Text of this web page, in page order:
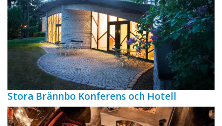
Stora Brännbo Konferens och Hotell